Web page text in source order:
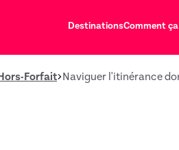
DestinationsComment
Forfait Naviguer l'itinérance